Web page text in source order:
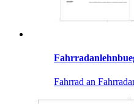
Fahrrad an